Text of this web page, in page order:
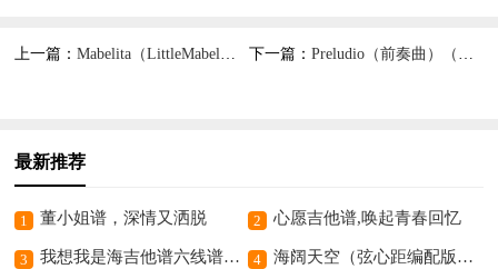
上一篇：Mabelita（LittleMabel）（古典吉他）吉他谱六线谱,古典韵味悠扬 下一篇： Preludio（前奏曲）（古典吉他）吉他谱六线谱,古典韵味前奏悠扬
最新推荐
1 董小姐谱，深情又洒脱 2 心愿吉他谱,唤起青春回忆
3 我想我是海吉他谱六线谱,诠释孤独心境 4 海阔天空（弦心距编配版）吉他谱六线谱,经典摇滚励志佳作